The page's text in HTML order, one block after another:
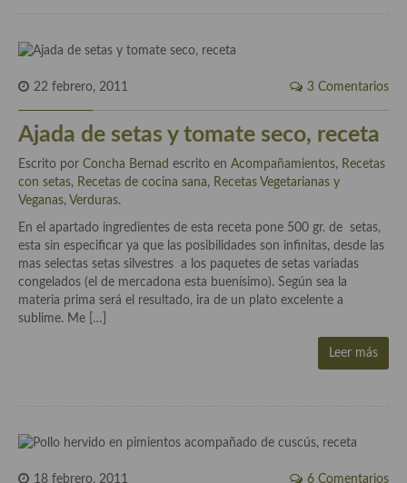
Plato principal
Aves
Carne
Pescado y Marisco
Postres y dulces
Postres con frutas
Recetas de Cuaresma
Recetas maridadas con los mejores AOVES
22 febrero, 2011 3 Comentarios
Ajada de setas y tomate seco, receta
Escrito por Concha Bernad escrito en Acompañamientos, Recetas
con setas, Recetas de cocina sana, Recetas Vegetarianas y
Veganas, Verduras.
En el apartado ingredientes de esta receta pone 500 gr. de setas,
esta sin especificar ya que las posibilidades son infinitas, desde las
mas selectas setas silvestres a los paquetes de setas variadas
congelados (el de mercadona esta buenísimo). Según sea la
materia prima será el resultado, ira de un plato excelente a
sublime. Me […]
Leer más
18 febrero, 2011 6 Comentarios